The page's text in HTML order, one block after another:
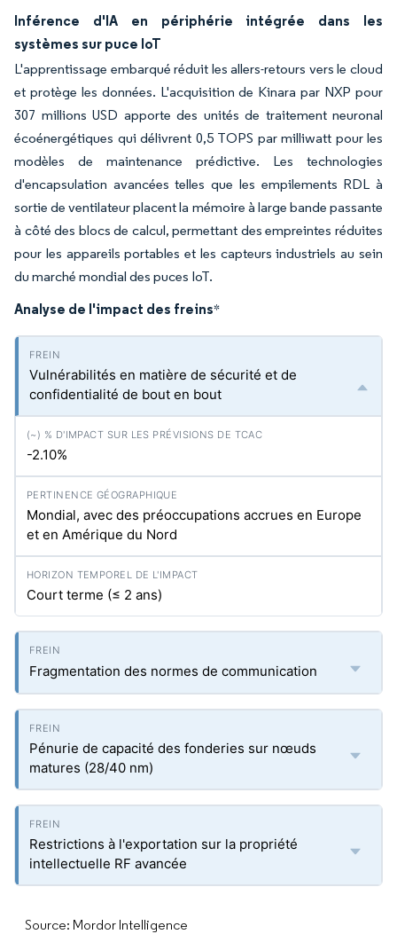
Inférence d'IA en périphérie intégrée dans les
systèmes sur puce IoT
L'apprentissage embarqué réduit les allers-retours vers le cloud
et protège les données. L'acquisition de Kinara par NXP pour
307 millions USD apporte des unités de traitement neuronal
écoénergétiques qui délivrent 0,5 TOPS par milliwatt pour les
modèles de maintenance prédictive. Les technologies
d'encapsulation avancées telles que les empilements RDL à
sortie de ventilateur placent la mémoire à large bande passante
à côté des blocs de calcul, permettant des empreintes réduites
pour les appareils portables et les capteurs industriels au sein
du marché mondial des puces IoT.
Analyse de l'impact des freins*
Vulnérabilités en matière de sécurité et de
confidentialité de bout en bout
-2.10%
Mondial, avec des préoccupations accrues en Europe
et en Amérique du Nord
Court terme (≤ 2 ans)
Fragmentation des normes de communication
Pénurie de capacité des fonderies sur nœuds
matures (28/40 nm)
Restrictions à l'exportation sur la propriété
intellectuelle RF avancée
Source: Mordor Intelligence